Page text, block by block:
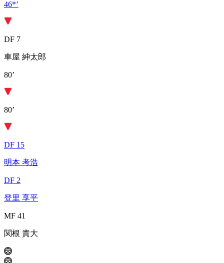
46*’
DF 7
車屋 紳太郎
80’
80’
DF 15
明本 考浩
DF 2
登里 享平
MF 41
関根 貴大